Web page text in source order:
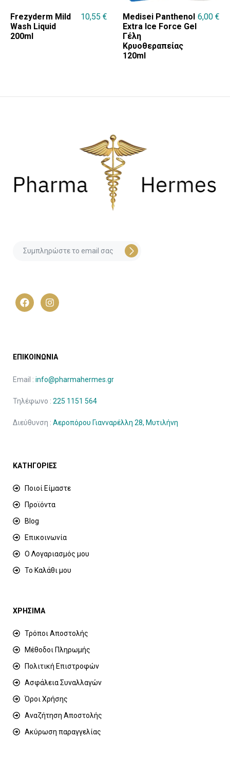
Frezyderm Mild
Wash Liquid
200ml
10,55 €
Medisei Panthenol
Extra Ice Force Gel
Γέλη
Κρυοθεραπείας
120ml
6,00 €
ΕΠΙΚΟΙΝΩΝΙΑ
Email : info@pharmahermes.gr
Τηλέφωνο : 225 1151 564
Διεύθυνση : Αεροπόρου Γιανναρέλλη 28, Μυτιλήνη
ΚΑΤΗΓΟΡΙΕΣ
Ποιοί Είμαστε
Προϊόντα
Blog
Επικοινωνία
Ο Λογαριασμός μου
Το Καλάθι μου
ΧΡΗΣΙΜΑ
Τρόποι Αποστολής
Μέθοδοι Πληρωμής
Πολιτική Επιστροφών
Ασφάλεια Συναλλαγών
Όροι Χρήσης
Αναζήτηση Αποστολής
Ακύρωση παραγγελίας